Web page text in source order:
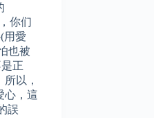
你们
用愛
也被
正
以，
心，這
誤